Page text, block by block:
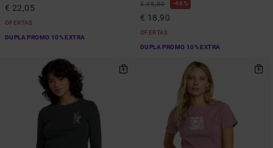
€ 22,05
OFERTAS
DUPLA PROMO 10% EXTRA
€ 35,00 46%
€ 18,90
OFERTAS
DUPLA PROMO 10% EXTRA